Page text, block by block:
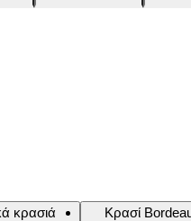
κρασιά
Κρασί